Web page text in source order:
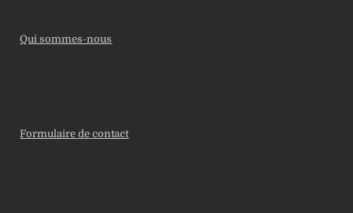
Qui sommes-nous
Formulaire de contact